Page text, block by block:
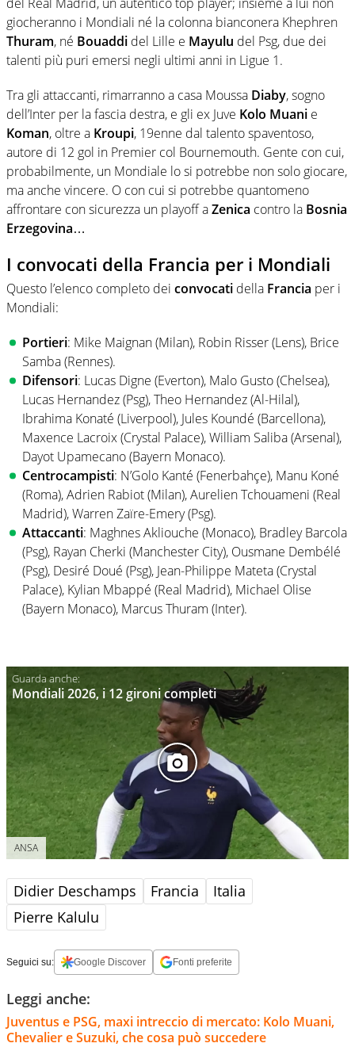
giocheranno i Mondiali né la colonna bianconera Khephren
Thuram, né Bouaddi del Lille e Mayulu del Psg, due dei
talenti più puri emersi negli ultimi anni in Ligue 1.
Tra gli attaccanti, rimarranno a casa Moussa Diaby, sogno
dell’Inter per la fascia destra, e gli ex Juve Kolo Muani e
Koman, oltre a Kroupi, 19enne dal talento spaventoso,
autore di 12 gol in Premier col Bournemouth. Gente con cui,
probabilmente, un Mondiale lo si potrebbe non solo giocare,
ma anche vincere. O con cui si potrebbe quantomeno
affrontare con sicurezza un playoff aZenica contro la Bosnia
Erzegovina…
I convocati della Francia per i Mondiali
Questo l’elenco completo dei convocati della Francia per i
Mondiali:
Portieri: Mike Maignan (Milan), Robin Risser (Lens), Brice
Samba (Rennes).
Difensori: Lucas Digne (Everton), Malo Gusto (Chelsea),
Lucas Hernandez (Psg), Theo Hernandez (Al-Hilal),
Ibrahima Konaté (Liverpool), Jules Koundé (Barcellona),
Maxence Lacroix (Crystal Palace), William Saliba (Arsenal),
Dayot Upamecano (Bayern Monaco).
Centrocampisti: N’Golo Kanté (Fenerbahçe), Manu Koné
(Roma), Adrien Rabiot (Milan), Aurelien Tchouameni (Real
Madrid), Warren Zaïre-Emery (Psg).
Attaccanti: Maghnes Akliouche (Monaco), Bradley Barcola
(Psg), Rayan Cherki (Manchester City), Ousmane Dembélé
(Psg), Desiré Doué (Psg), Jean-Philippe Mateta (Crystal
Palace), Kylian Mbappé (Real Madrid), Michael Olise
(Bayern Monaco), Marcus Thuram (Inter).
Mondiali 2026, i 12 gironi completi
ANSA
Didier Deschamps Francia
Italia
Pierre Kalulu
Seguici su: Google Discover Fonti preferite
Leggi anche:
Juventus e PSG, maxi intreccio di mercato: Kolo Muani,
Chevalier e Suzuki, che cosa può succedere